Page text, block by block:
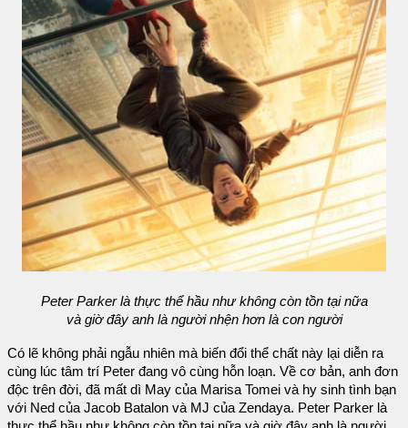
Peter Parker là thực thể hầu như không còn tồn tại nữa
và giờ đây anh là người nhện hơn là con người
Có lẽ không phải ngẫu nhiên mà biến đổi thể chất này lại diễn ra
cùng lúc tâm trí Peter đang vô cùng hỗn loạn. Về cơ bản, anh đơn
độc trên đời, đã mất dì May của Marisa Tomei và hy sinh tình bạn
với Ned của Jacob Batalon và MJ của Zendaya. Peter Parker là